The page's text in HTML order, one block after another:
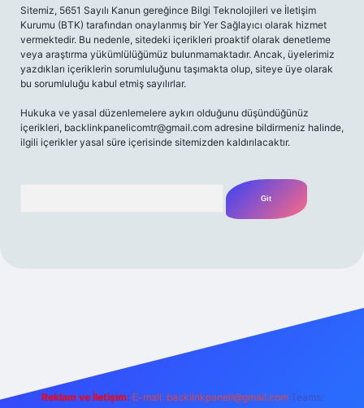
Sitemiz, 5651 Sayılı Kanun gereğince Bilgi Teknolojileri ve İletişim
Kurumu (BTK) tarafından onaylanmış bir Yer Sağlayıcı olarak hizmet
vermektedir. Bu nedenle, sitedeki içerikleri proaktif olarak denetleme
veya araştırma yükümlülüğümüz bulunmamaktadır. Ancak, üyelerimiz
yazdıkları içeriklerin sorumluluğunu taşımakta olup, siteye üye olarak
bu sorumluluğu kabul etmiş sayılırlar.
Hukuka ve yasal düzenlemelere aykırı olduğunu düşündüğünüz
içerikleri, backlinkpanelicomtr@gmail.com adresine bildirmeniz halinde,
ilgili içerikler yasal süre içerisinde sitemizden kaldırılacaktır.
Reklam ve İletişim: E-mail: backlinkpaneli@gmail.com Teams: